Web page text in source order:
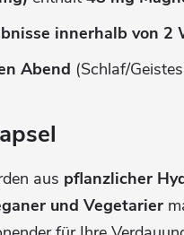
innerhalb von 2
Abend (Schlaf/
aus pflanzlicher
und Vegetarier